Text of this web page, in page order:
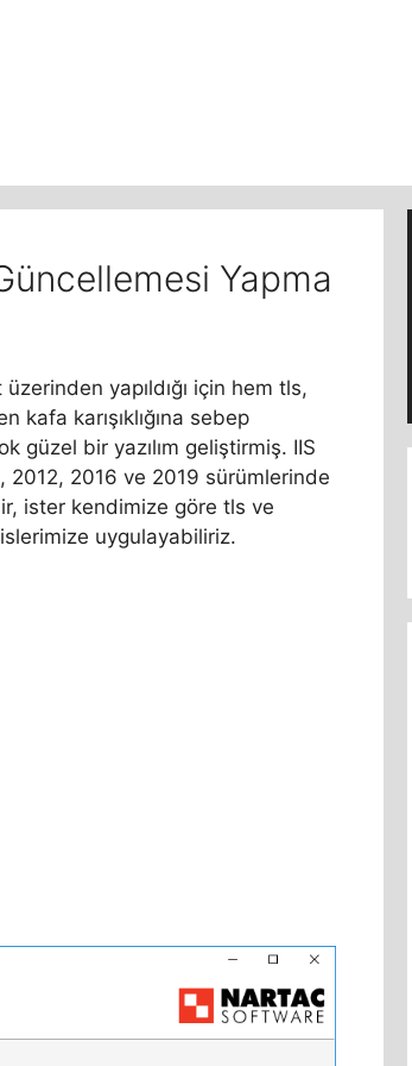
Yapma
yapıldığı için hem tls,
kafa karışıklığına sebep
güzel bir yazılım geliştirmiş. IIS
2012, 2016 ve 2019 sürümlerinde
ister kendimize göre tls ve
uygulayabiliriz.